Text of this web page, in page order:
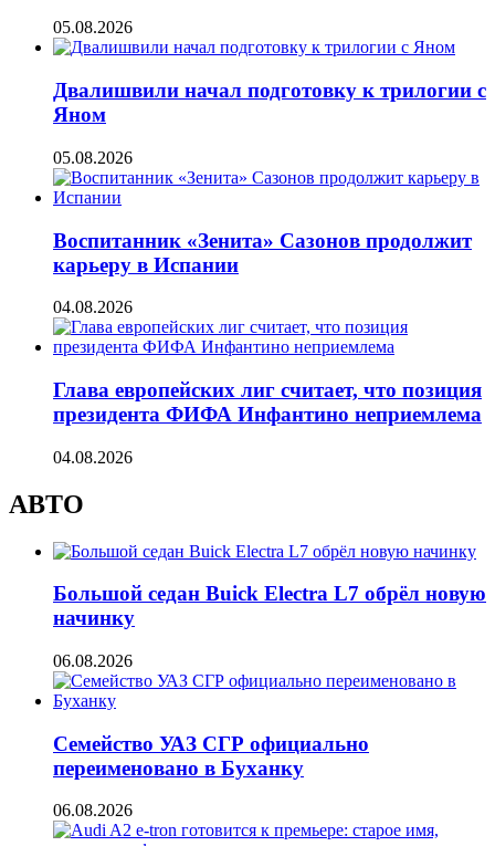
05.08.2026
Двалишвили начал подготовку к трилогии с
Яном
05.08.2026
Воспитанник «Зенита» Сазонов продолжит
карьеру в Испании
04.08.2026
Глава европейских лиг считает, что позиция
президента ФИФА Инфантино неприемлема
04.08.2026
АВТО
Большой седан Buick Electra L7 обрёл новую
начинку
06.08.2026
Семейство УАЗ СГР официально
переименовано в Буханку
06.08.2026